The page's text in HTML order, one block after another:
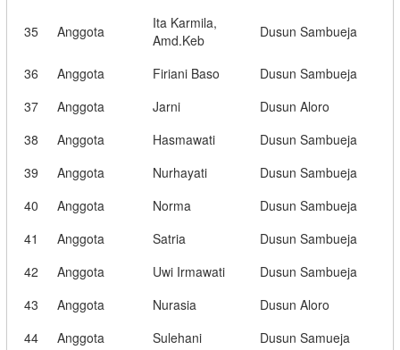
35 Anggota
Ita Karmila,
Amd.Keb
Dusun Sambueja
36 Anggota Firiani Baso
Dusun Sambueja
37
Anggota Jarni
Dusun Aloro
38
Anggota Hasmawati
Dusun Sambueja
39
Anggota Nurhayati
Dusun Sambueja
40
Anggota Norma
Dusun Sambueja
41
Anggota Satria
Dusun Sambueja
42
Anggota Uwi Irmawati
Dusun Sambueja
43
Anggota Nurasia
Dusun Aloro
44
Anggota Sulehani Dusun Samueja